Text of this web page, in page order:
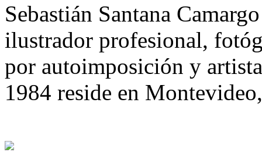
Sebastián Santana
ilustrador profesional,
por autoimposición y
1984 reside en